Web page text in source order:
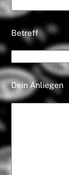
Betreff
Dein Anliegen